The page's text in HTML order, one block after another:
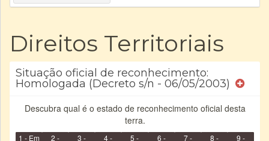
Direitos Territoriais
Situação oficial de reconhecimento:
Homologada (Decreto s/n - 06/05/2003)
Descubra qual é o estado de reconhecimento oficial desta
terra.
1 - Em 2 - 3 - 4 - 5 - 6 - 7 - 8 - 9 -